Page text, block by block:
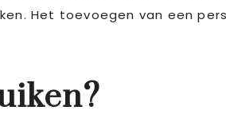
Het toevoegen van een